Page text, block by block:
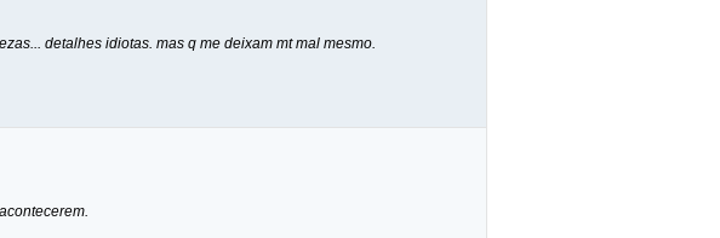
detalhes idiotas. mas q me deixam mt mal mesmo.